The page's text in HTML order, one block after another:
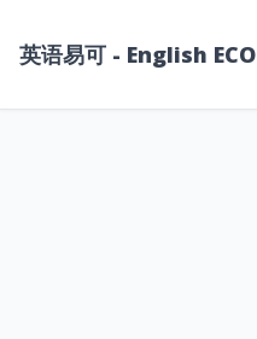
英语易可 - English ECO